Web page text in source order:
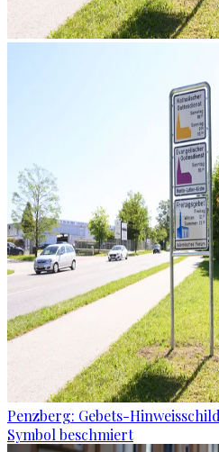
Penzberg: Gebets-
Symbol beschmiert